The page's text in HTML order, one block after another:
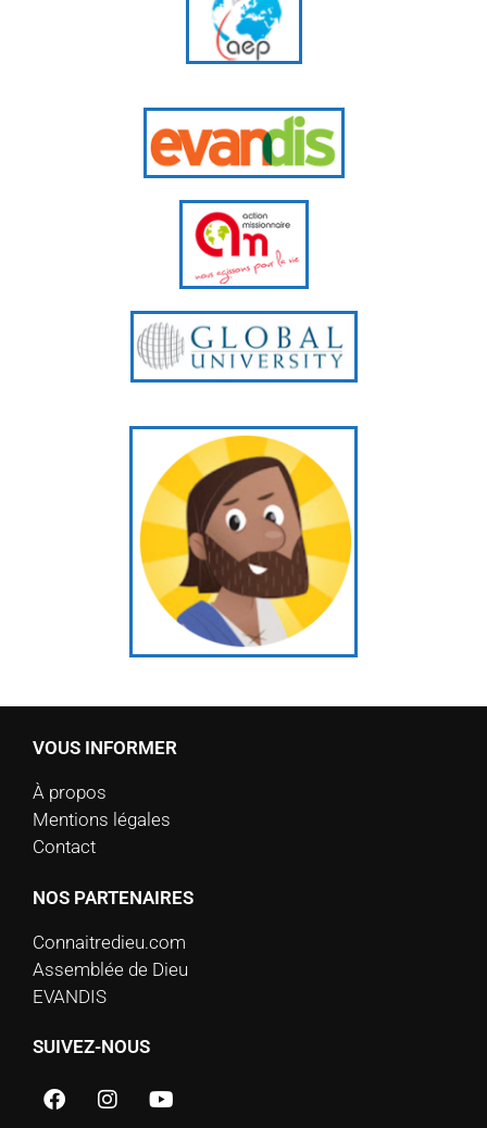
VOUS INFORMER
À propos
Mentions légales
Contact
NOS PARTENAIRES
Connaitredieu.com
Assemblée de Dieu
EVANDIS
SUIVEZ-NOUS